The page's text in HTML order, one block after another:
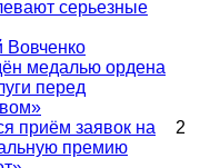
серьезные
Вовченко
медалью ордена
перед
приём заявок на
премию
2